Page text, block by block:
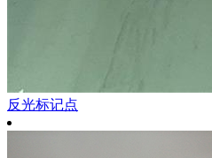
反光标记点